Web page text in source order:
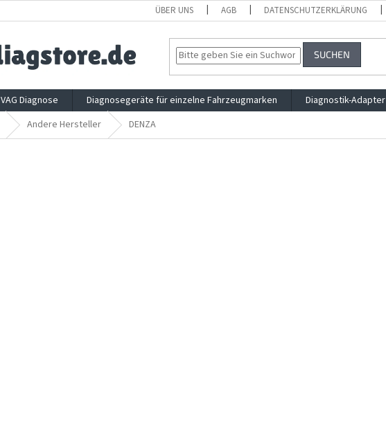
ÜBER UNS AGB DATENSCHUTZERKLÄRUNG
SUCHEN
VAG Diagnose Diagnosegeräte für einzelne Fahrzeugmarken Diagnostik-Adapter
Andere Hersteller DENZA